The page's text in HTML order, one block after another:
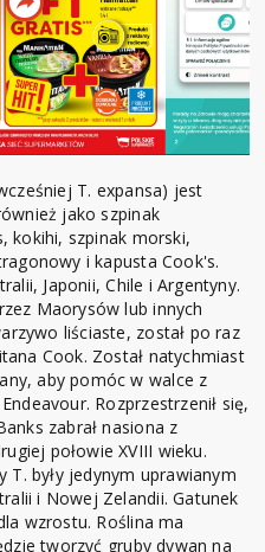
T. expansa) jest
jako szpinak
kokihi, szpinak morski,
i kapusta Cook's.
Japonii, Chile i Argentyny.
Maorysów lub innych
liściaste, został po raz
Cook. Został natychmiast
aby pomóc w walce z
Rozprzestrzenił się,
zabrał nasiona z
połowie XVIII wieku.
były jedynym uprawianym
i Nowej Zelandii. Gatunek
wzrostu. Roślina ma
tworzyć gruby dywan na